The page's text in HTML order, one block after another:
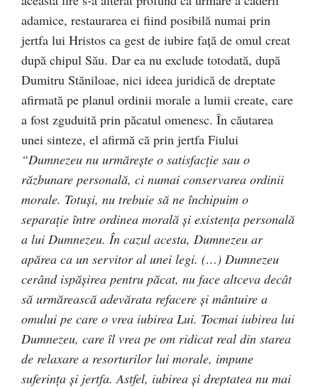
adamice, restaurarea ei fiind posibilă numai prin
jertfa lui Hristos ca gest de iubire faţă de omul creat
după chipul Său. Dar ea nu exclude totodată, după
Dumitru Stăniloae, nici ideea juridică de dreptate
afirmată pe planul ordinii morale a lumii create, care
a fost zguduită prin păcatul omenesc. În căutarea
unei sinteze, el afirmă că prin jertfa Fiului
“Dumnezeu nu urmăreşte o satisfacţie sau o
răzbunare personală, ci numai conservarea ordinii
morale. Totuşi, nu trebuie să ne închipuim o
separaţie între ordinea morală şi existenţa personală
a lui Dumnezeu. În cazul acesta, Dumnezeu ar
apărea ca un servitor al unei legi. (…) Dumnezeu
cerând ispăşirea pentru păcat, nu face altceva decât
să urmărească adevărata refacere şi mântuire a
omului pe care o vrea iubirea Lui. Tocmai iubirea lui
Dumnezeu, care îl vrea pe om ridicat real din starea
de relaxare a resorturilor lui morale, impune
suferinţa şi jertfa.Astfel, iubirea şi dreptatea nu mai